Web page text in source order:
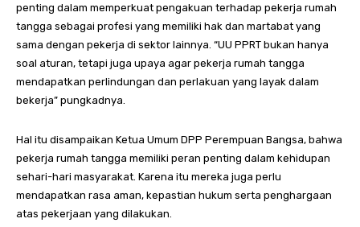
penting dalam memperkuat pengakuan terhadap pekerja rumah
tangga sebagai profesi yang memiliki hak dan martabat yang
sama dengan pekerja di sektor lainnya. “UU PPRT bukan hanya
soal aturan, tetapi juga upaya agar pekerja rumah tangga
mendapatkan perlindungan dan perlakuan yang layak dalam
bekerja” pungkadnya.
Hal itu disampaikan Ketua Umum DPP Perempuan Bangsa, bahwa
pekerja rumah tangga memiliki peran penting dalam kehidupan
sehari-hari masyarakat. Karena itu mereka juga perlu
mendapatkan rasa aman, kepastian hukum serta penghargaan
atas pekerjaan yang dilakukan.